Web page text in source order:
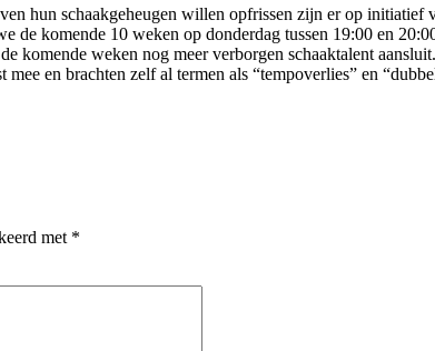
hun schaakgeheugen willen opfrissen zijn er op
de komende 10 weken op donderdag tussen 19:00 en
komende weken nog meer verborgen schaaktalent
en brachten zelf al termen als “tempoverlies” en
met *